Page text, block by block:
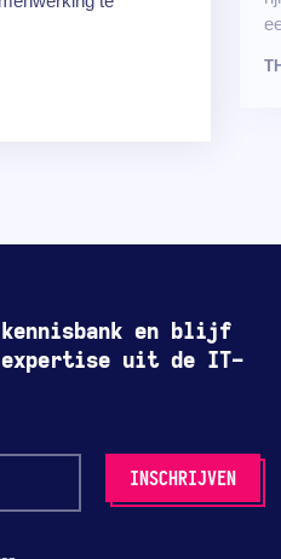
kennisbank en blijf
expertise uit de IT-